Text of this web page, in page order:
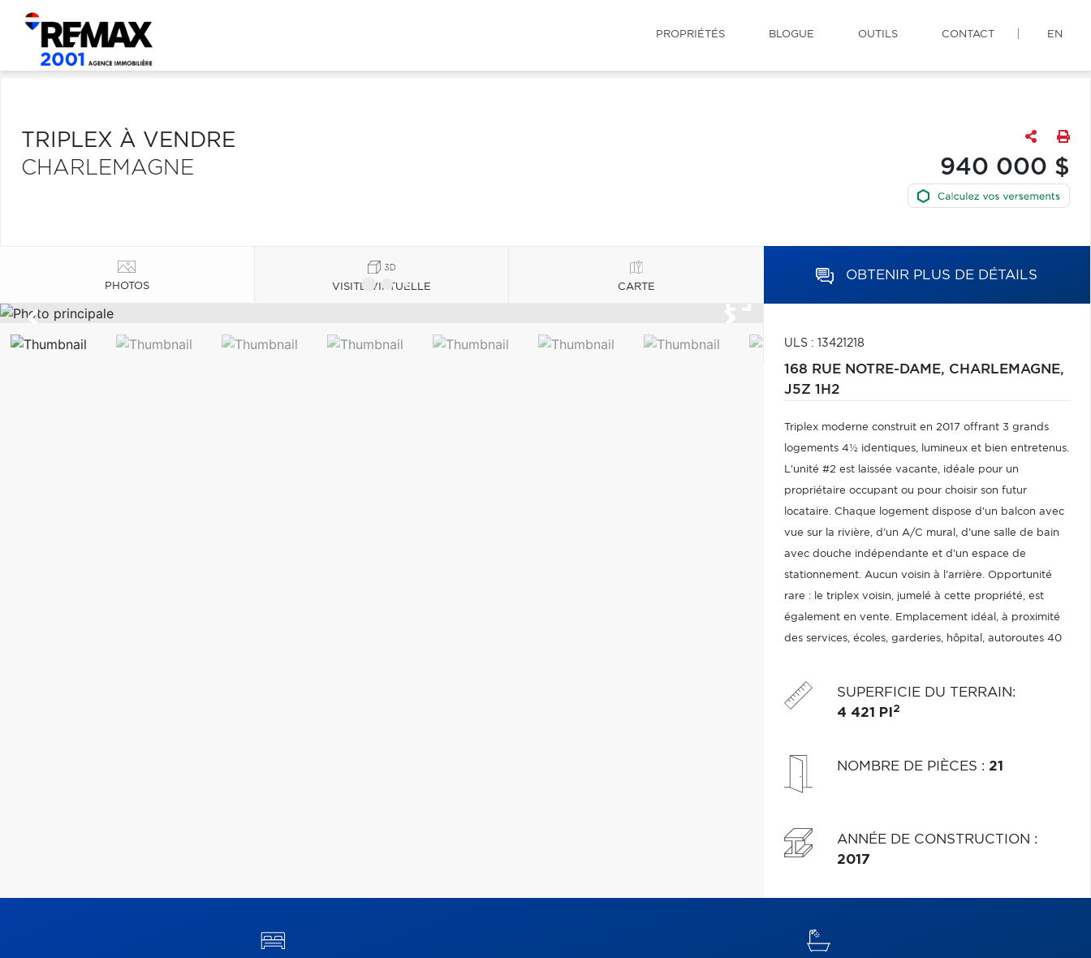
PROPRIÉTÉS BLOGUE OUTILS CONTACT EN
TRIPLEX À VENDRE
CHARLEMAGNE
940 000 $
PHOTOS VISITE VIRTUELLE CARTE
OBTENIR PLUS DE DÉTAILS
ULS : 13421218
168 RUE NOTRE-DAME, CHARLEMAGNE,
J5Z 1H2
Triplex moderne construit en 2017 offrant 3 grands
logements 4½ identiques, lumineux et bien entretenus.
L'unité #2 est laissée vacante, idéale pour un
propriétaire occupant ou pour choisir son futur
locataire. Chaque logement dispose d'un balcon avec
vue sur la rivière, d'un A/C mural, d'une salle de bain
avec douche indépendante et d'un espace de
stationnement. Aucun voisin à l'arrière. Opportunité
rare : le triplex voisin, jumelé à cette propriété, est
également en vente. Emplacement idéal, à proximité
des services, écoles, garderies, hôpital, autoroutes 40
en commun.
SUPERFICIE DU TERRAIN:
4 421 PI 2
NOMBRE DE PIÈCES : 21
ANNÉE DE CONSTRUCTION :
2017